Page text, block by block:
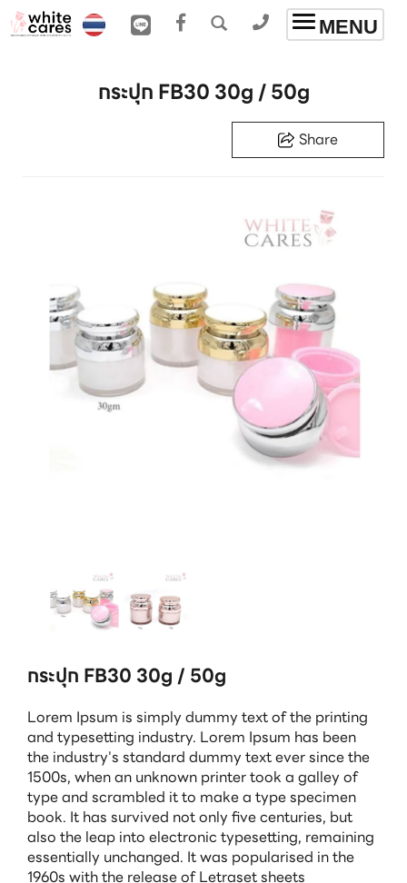
Toggle
navigation
MENU
กระปุก FB30 30g / 50g
Share
กระปุก FB30 30g / 50g
Lorem Ipsum is simply dummy text of the printing
and typesetting industry. Lorem Ipsum has been
the industry's standard dummy text ever since the
1500s, when an unknown printer took a galley of
type and scrambled it to make a type specimen
book. It has survived not only five centuries, but
also the leap into electronic typesetting, remaining
essentially unchanged. It was popularised in the
1960s with the release of Letraset sheets